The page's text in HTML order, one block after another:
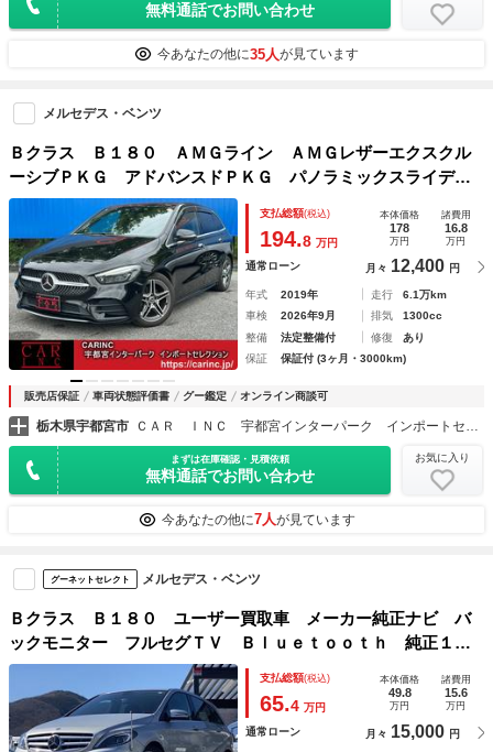
無料通話でお問い合わせ
今あなたの他に35人が見ています
メルセデス・ベンツ
Ｂクラス Ｂ１８０ ＡＭＧライン ＡＭＧレザーエクスクル
ーシブＰＫＧ アドバンスドＰＫＧ パノラミックスライディ
ングルーフ レーダーセーフティＰＫＧ ナビゲーションＰＫ
Ｇ ３６０°カメラ アンビエントライト ＡＣステアリングア
シスト
支払総額(税込)
194.8 万円
本体価格
178
万円
諸費用
16.8
万円
通常ローン 月々 12,400 円
年式 2019年 走行
6.1万km
車検
2026年9月 排気
1300cc
整備
法定整備付 修復
あり
保証
保証付 (3ヶ月・3000km)
販売店保証 車両状態評価書 グー鑑定 オンライン商談可
栃木県宇都宮市 ＣＡＲ ＩＮＣ 宇都宮インターパーク インポートセレクション
まずは在庫確認・見積依頼
無料通話でお問い合わせ
お気に入り
今あなたの他に7人が見ています
グーネットセレクト メルセデス・ベンツ
Ｂクラス Ｂ１８０ ユーザー買取車 メーカー純正ナビ バ
ックモニター フルセグＴＶ Ｂｌｕｅｔｏｏｔｈ 純正１６
インチアルミ ＥＴＣ ＨＩＤヘッドライト スマートキー
クリアランスソナー 取保 スペアキー
支払総額(税込)
65.4 万円
本体価格
49.8
万円
諸費用
15.6
万円
通常ローン 月々 15,000 円